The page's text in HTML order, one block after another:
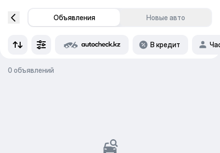
Объявления Новые авто
В кредит
0 объявлений